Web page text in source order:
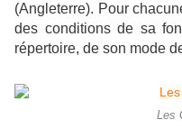
(Angleterre). Pour
des conditions de sa
répertoire, de son mode
Les